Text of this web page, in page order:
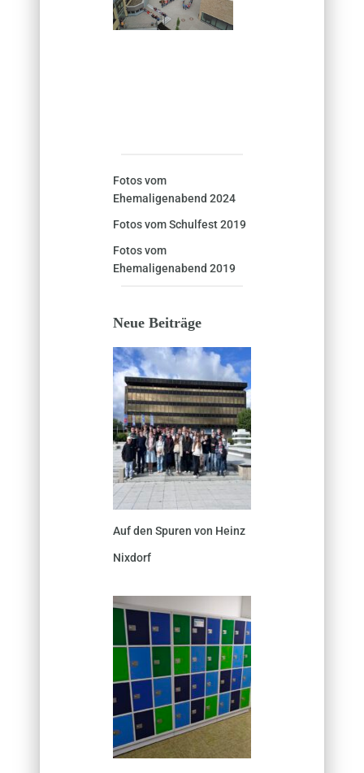
Fotos vom
Ehemaligenabend 2024
Fotos vom Schulfest 2019
Fotos vom
Ehemaligenabend 2019
Neue Beiträge
Auf den Spuren von Heinz
Nixdorf